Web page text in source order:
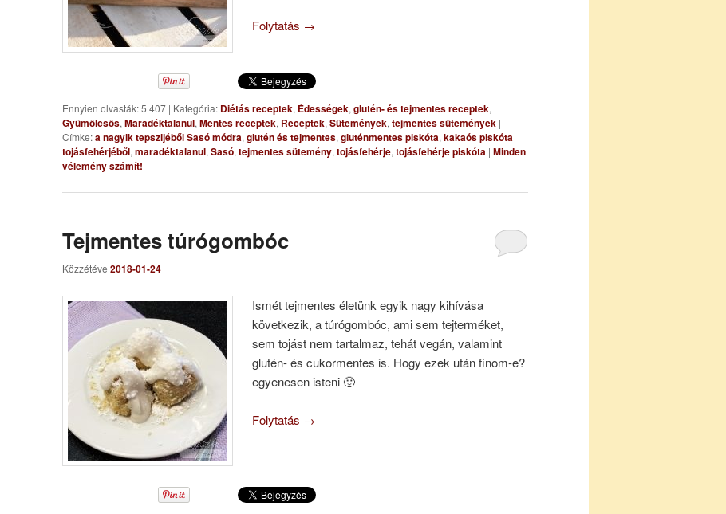
Folytatás →
Ennyien olvasták: 5 407 | Kategória: Diétás receptek, Édességek, glutén- és tejmentes receptek,
Gyümölcsös, Maradéktalanul, Mentes receptek, Receptek, Sütemények, tejmentes sütemények |
Címke:a nagyik tepszijéből Sasó módra, glutén és tejmentes, gluténmentes piskóta, kakaós piskóta
tojásfehérjéből, maradéktalanul, Sasó, tejmentes sütemény, tojásfehérje, tojásfehérje piskóta | Minden
vélemény számít!
Tejmentes túrógombóc
Közzétéve 2018-01-24
Ismét tejmentes életünk egyik nagy kihívása
következik, a túrógombóc, ami sem tejterméket,
sem tojást nem tartalmaz, tehát vegán, valamint
glutén- és cukormentes is. Hogy ezek után finom-e?
egyenesen isteni 🙂
Folytatás →